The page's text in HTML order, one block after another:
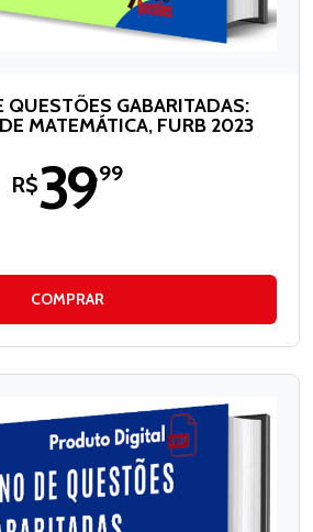
QUESTÕES GABARITADAS:
MATEMÁTICA, FURB 2023
R$39,99
COMPRAR